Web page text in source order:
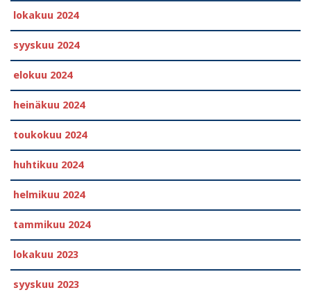
lokakuu 2024
syyskuu 2024
elokuu 2024
heinäkuu 2024
toukokuu 2024
huhtikuu 2024
helmikuu 2024
tammikuu 2024
lokakuu 2023
syyskuu 2023